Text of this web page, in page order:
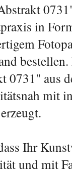
in
0731" aus
mit
Ihr
und mit